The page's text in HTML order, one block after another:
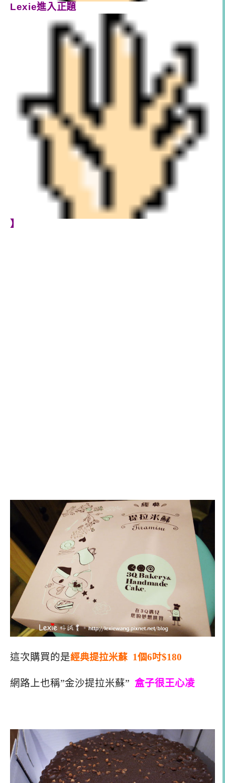
Lexie進入正題
】
這次購買的是經典提拉米蘇 1個6吋$180
網路上也稱”金沙提拉米蘇” 盒子很王心凌